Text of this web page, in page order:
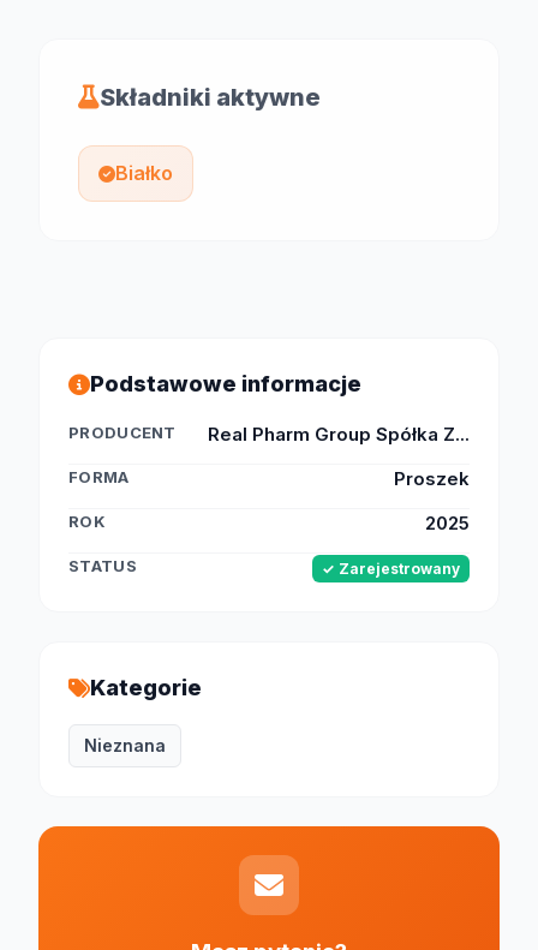
Składniki aktywne
Białko
Podstawowe informacje
PRODUCENT Real Pharm Group Spółka Z...
FORMA Proszek
ROK 2025
STATUS ✓ Zarejestrowany
Kategorie
Nieznana